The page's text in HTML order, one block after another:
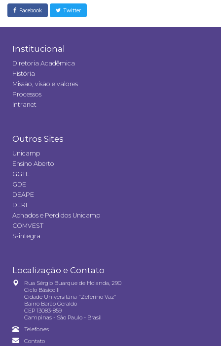
Facebook Twitter
Institucional
Diretoria Acadêmica
História
Missão, visão e valores
Processos
Intranet
Outros Sites
Unicamp
Ensino Aberto
GGTE
GDE
DEAPE
DERI
Achados e Perdidos Unicamp
COMVEST
S-integra
Localização e Contato
Rua Sérgio Buarque de Holanda, 290
Ciclo Básico II
Cidade Universitária "Zeferino Vaz"
Bairro Barão Geraldo
CEP 13083-859
Campinas - São Paulo - Brasil
Telefones
Contato